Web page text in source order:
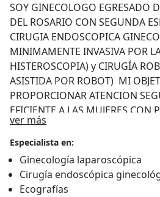
SOY GINECOLOGO EGRESADO
DEL ROSARIO CON SEGUNDA
CIRUGIA ENDOSCOPICA
MINIMAMENTE INVASIVA POR
HISTEROSCOPIA) y CIRUGÍA
ASISTIDA POR ROBOT) MI
PROPORCIONAR ATENCION
EFICIENTE A LAS MUJERES CON
SALUD REPRODUCTIVA TAMBIEN
UNIVERSITARIO DE PRIMERA Y
ESPECIALIDAD
ver más
Especialista en:
Ginecología laparoscópica
Cirugía endoscópica
Ecografías